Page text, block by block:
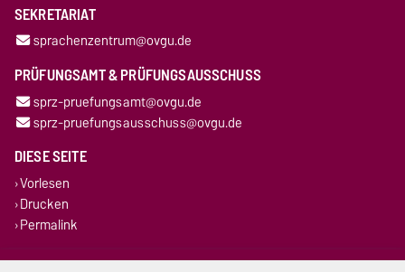
SEKRETARIAT
sprachenzentrum@ovgu.de
PRÜFUNGSAMT & PRÜFUNGSAUSSCHUSS
sprz-pruefungsamt@ovgu.de
sprz-pruefungsausschuss@ovgu.de
DIESE SEITE
Vorlesen
Drucken
Permalink